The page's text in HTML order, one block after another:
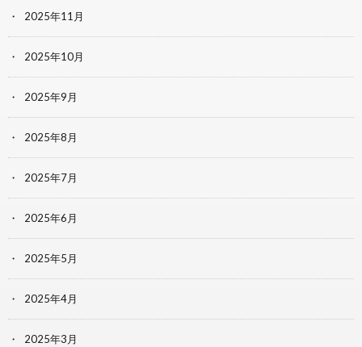
2025年11月
2025年10月
2025年9月
2025年8月
2025年7月
2025年6月
2025年5月
2025年4月
2025年3月